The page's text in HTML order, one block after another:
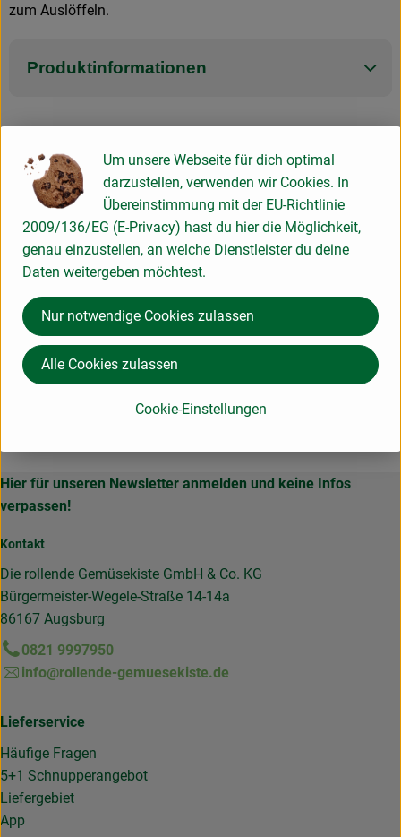
zum Auslöffeln.
Produktinformationen
Herkunft
Hersteller: Pilze Wohlrab
Deutschland
Pilze Wohlrab
Hier für unseren Newsletter anmelden und keine Infos
verpassen!
Kontakt
Die rollende Gemüsekiste GmbH & Co. KG
Bürgermeister-Wegele-Straße 14-14a
86167 Augsburg
0821 9997950
info@rollende-gemuesekiste.de
Lieferservice
Häufige Fragen
5+1 Schnupperangebot
Liefergebiet
App
Um unsere Webseite für dich optimal
darzustellen, verwenden wir Cookies. In
Übereinstimmung mit der EU-Richtlinie
2009/136/EG (E-Privacy) hast du hier die Möglichkeit,
genau einzustellen, an welche Dienstleister du deine
Daten weitergeben möchtest.
Cookie-Einstellungen
Nur notwendige Cookies zulassen
Alle Cookies zulassen